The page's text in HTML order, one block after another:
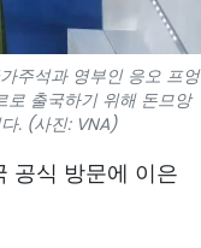
주석과 영부인 응오 프엉
출국하기 위해 돈므앙
. (사진: VNA)
공식 방문에 이은